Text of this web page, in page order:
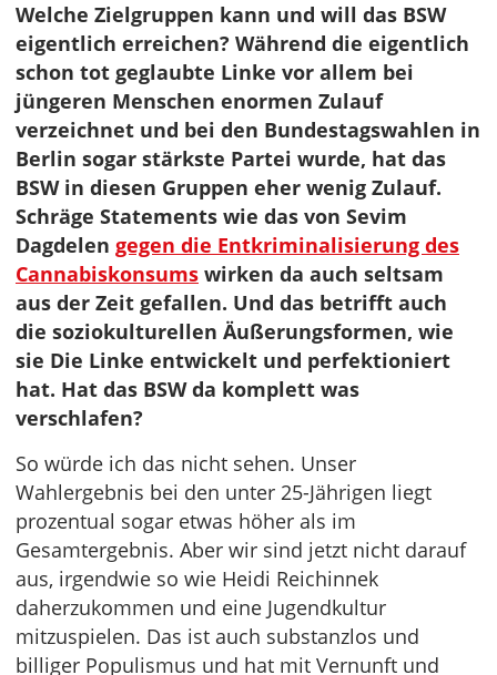
Welche Zielgruppen kann und will das BSW
eigentlich erreichen? Während die eigentlich
schon tot geglaubte Linke vor allem bei
jüngeren Menschen enormen Zulauf
verzeichnet und bei den Bundestagswahlen in
Berlin sogar stärkste Partei wurde, hat das
BSW in diesen Gruppen eher wenig Zulauf.
Schräge Statements wie das von Sevim
Dagdelen gegen die Entkriminalisierung des
Cannabiskonsums wirken da auch seltsam
aus der Zeit gefallen. Und das betrifft auch
die soziokulturellen Äußerungsformen, wie
sie Die Linke entwickelt und perfektioniert
hat. Hat das BSW da komplett was
verschlafen?
So würde ich das nicht sehen. Unser
Wahlergebnis bei den unter 25-Jährigen liegt
prozentual sogar etwas höher als im
Gesamtergebnis. Aber wir sind jetzt nicht darauf
aus, irgendwie so wie Heidi Reichinnek
daherzukommen und eine Jugendkultur
mitzuspielen. Das ist auch substanzlos und
billiger Populismus und hat mit Vernunft und